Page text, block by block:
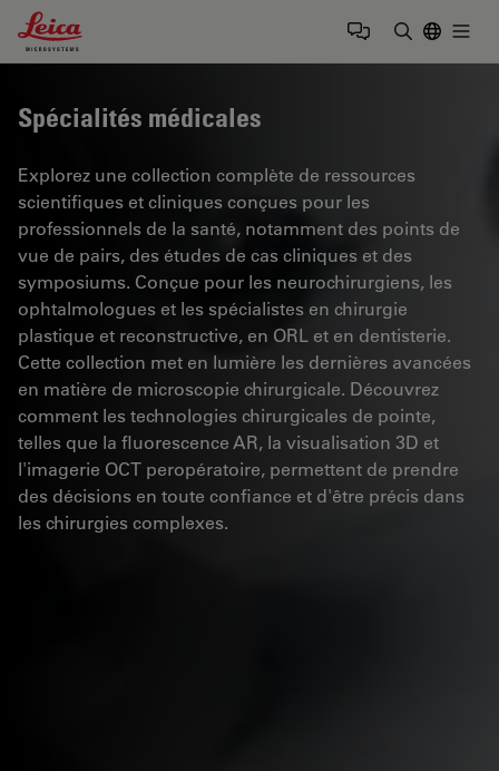
Leica Microsystems Logo
Spécialités médicales
Explorez une collection complète de ressources
scientifiques et cliniques conçues pour les
professionnels de la santé, notamment des points de
vue de pairs, des études de cas cliniques et des
symposiums. Conçue pour les neurochirurgiens, les
ophtalmologues et les spécialistes en chirurgie
plastique et reconstructive, en ORL et en dentisterie.
Cette collection met en lumière les dernières avancées
en matière de microscopie chirurgicale. Découvrez
comment les technologies chirurgicales de pointe,
telles que la fluorescence AR, la visualisation 3D et
l'imagerie OCT peropératoire, permettent de prendre
des décisions en toute confiance et d'être précis dans
les chirurgies complexes.